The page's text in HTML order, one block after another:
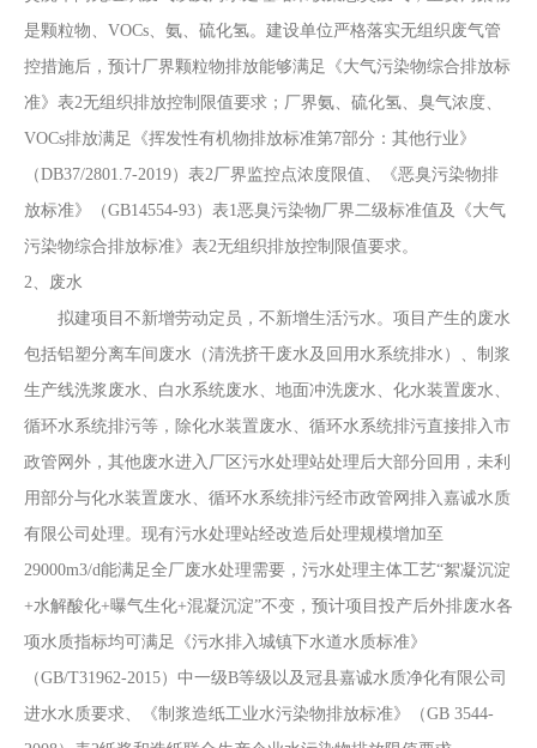
是颗粒物、 VOCs、氨、硫化氢。 建设单位严格落实无组织废气管
控措施后，预计厂界颗粒物排放能够满足《大气污染物综合排放标
准》表2无组织排放控制限值要求；厂界氨、硫化氢、臭气浓度、
VOCs排放满足《挥发性有机物排放标准第7部分：其他行业》
（DB37/2801.7-2019）表2厂界监控点浓度限值、《恶臭污染物排
放标准》（GB14554-93）表1恶臭污染物厂界二级标准值及《大气
污染物综合排放标准》表2无组织排放控制限值要求。
2、废水
拟建项目不新增劳动定员，不新增生活污水。项目产生的废水
包括铝塑分离车间废水（清洗挤干废水及回用水系统排水）、制浆
生产线洗浆废水、白水系统废水、地面冲洗废水、 化水装置废水 、
循环水系统排污等， 除化水装置废水 、循环水系统排污直接排入市
政管网 外 ， 其他废水进入厂区污水处理站处理后大部分回用，未利
用部分与化水装置废水 、循环水系统排污经市政管网排入嘉诚水质
有限公司处理。 现有污水处理站经改造后处理规模增加至
29000m3/d能满足全厂废水处理需要，污水处理主体工艺“絮凝沉淀
+水解酸化+曝气生化+混凝沉淀”不变，预计项目投产后外排废水各
项水质指标均可满足《污水排入城镇下水道水质标准》
（GB/T31962-2015）中一级B等级以及冠县嘉诚水质净化有限公司
进水水质要求、 《制浆造纸工业水污染物排放标准》（GB 3544-